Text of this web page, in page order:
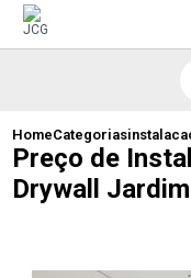
HomeCategorias
Preço de
Drywall